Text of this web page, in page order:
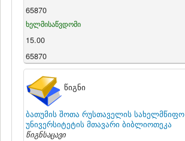
65870
ხელმისაწვდომი
15.00
65870
წიგნი
ბათუმის შოთა რუსთაველის სახელმწიფო
უნივერსიტეტის მთავარი ბიბლიოთეკა
წიგნსაცავი